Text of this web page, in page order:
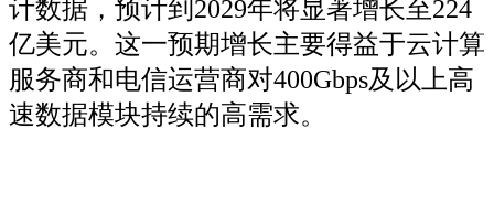
计数据，预计到2029年将显著增长至224
亿美元。这一预期增长主要得益于云计算
服务商和电信运营商对400Gbps及以上高
速数据模块持续的高需求。